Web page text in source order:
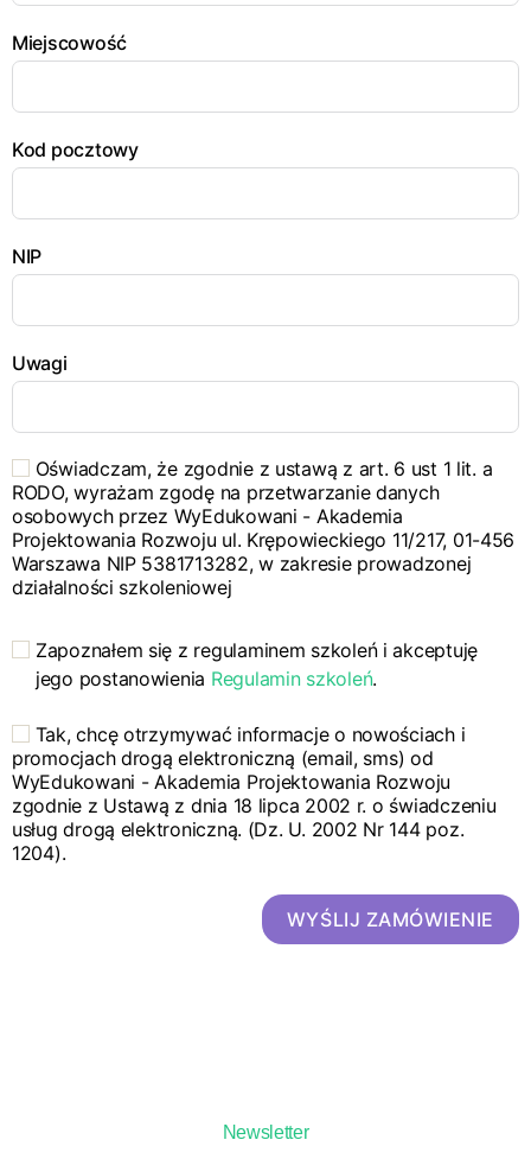
Miejscowość
Kod pocztowy
NIP
Uwagi
Oświadczam, że zgodnie z ustawą z art. 6 ust 1 lit. a
RODO, wyrażam zgodę na przetwarzanie danych
osobowych przez WyEdukowani - Akademia
Projektowania Rozwoju ul. Krępowieckiego 11/217, 01-456
Warszawa NIP 5381713282, w zakresie prowadzonej
działalności szkoleniowej
Zapoznałem się z regulaminem szkoleń i akceptuję
jego postanowienia Regulamin szkoleń.
Tak, chcę otrzymywać informacje o nowościach i
promocjach drogą elektroniczną (email, sms) od
WyEdukowani - Akademia Projektowania Rozwoju
zgodnie z Ustawą z dnia 18 lipca 2002 r. o świadczeniu
usług drogą elektroniczną. (Dz. U. 2002 Nr 144 poz.
1204).
WYŚLIJ ZAMÓWIENIE
Newsletter